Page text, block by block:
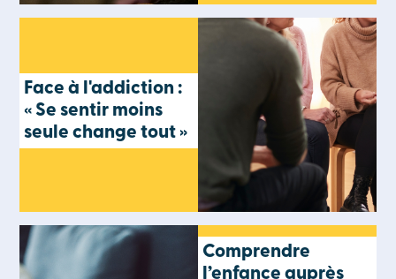
Face à l'addiction :
« Se sentir moins
seule change tout »
Comprendre
l’enfance auprès